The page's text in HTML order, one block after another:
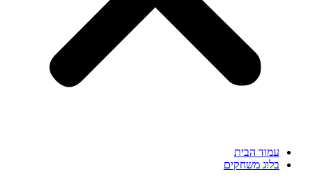
עמוד הבית
בלוג משחקים